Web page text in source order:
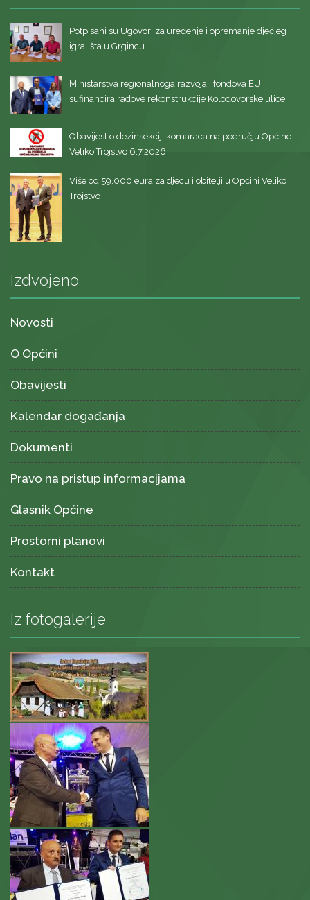
Potpisani su Ugovori za uređenje i opremanje dječjeg
igrališta u Grgincu
Ministarstva regionalnoga razvoja i fondova EU
sufinancira radove rekonstrukcije Kolodovorske ulice
Obavijest o dezinsekciji komaraca na području Općine
Veliko Trojstvo 6.7.2026.
Više od 59.000 eura za djecu i obitelji u Općini Veliko
Trojstvo
Izdvojeno
Novosti
O Općini
Obavijesti
Kalendar događanja
Dokumenti
Pravo na pristup informacijama
Glasnik Općine
Prostorni planovi
Kontakt
Iz fotogalerije